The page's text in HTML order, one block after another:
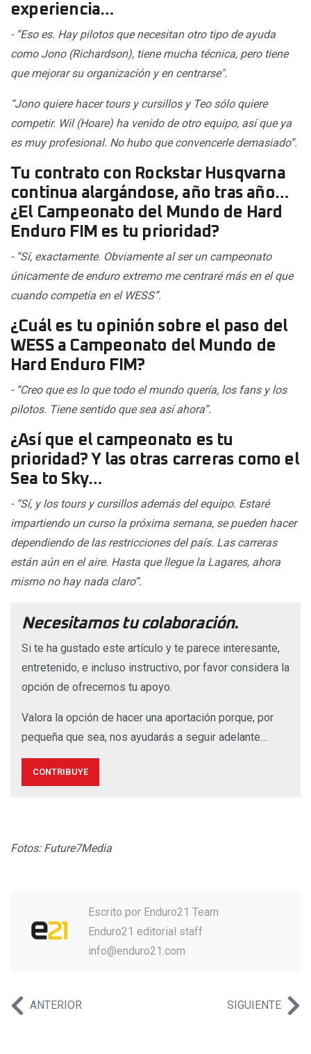
experiencia…
- “Eso es. Hay pilotos que necesitan otro tipo de ayuda
como Jono (Richardson), tiene mucha técnica, pero tiene
que mejorar su organización y en centrarse".
“Jono quiere hacer tours y cursillos y Teo sólo quiere
competir. Wil (Hoare) ha venido de otro equipo, así que ya
es muy profesional. No hubo que convencerle demasiado”.
Tu contrato con Rockstar Husqvarna
continua alargándose, año tras año…
¿El Campeonato del Mundo de Hard
Enduro FIM es tu prioridad?
- “Sí, exactamente. Obviamente al ser un campeonato
únicamente de enduro extremo me centraré más en el que
cuando competía en el WESS”.
¿Cuál es tu opinión sobre el paso del
WESS a Campeonato del Mundo de
Hard Enduro FIM?
- “Creo que es lo que todo el mundo quería, los fans y los
pilotos. Tiene sentido que sea así ahora”.
¿Así que el campeonato es tu
prioridad? Y las otras carreras como el
Sea to Sky…
- “Sí, y los tours y cursillos además del equipo. Estaré
impartiendo un curso la próxima semana, se pueden hacer
dependiendo de las restricciones del país. Las carreras
están aún en el aire. Hasta que llegue la Lagares, ahora
mismo no hay nada claro”.
Necesitamos tu colaboración.
Si te ha gustado este artículo y te parece interesante,
entretenido, e incluso instructivo, por favor considera la
opción de ofrecernos tu apoyo.
Valora la opción de hacer una aportación porque, por
pequeña que sea, nos ayudarás a seguir adelante…
CONTRIBUYE
Fotos: Future7Media
Escrito por Enduro21 Team
Enduro21 editorial staff
info@enduro21.com
ANTERIOR SIGUIENTE